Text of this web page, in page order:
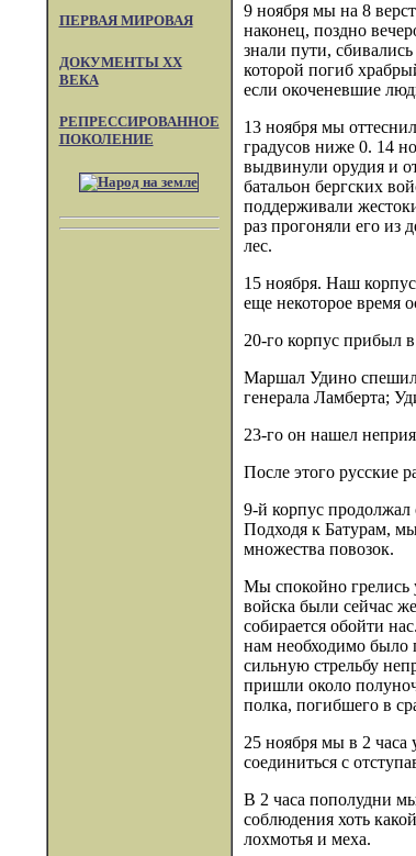
ПЕРВАЯ МИРОВАЯ
ДОКУМЕНТЫ XX
ВЕКА
РЕПРЕССИРОВАННОЕ
ПОКОЛЕНИЕ
9 ноября мы на 8
наконец, поздно
знали пути,
которой погиб
если окоченевшие
13 ноября мы
градусов ниже 0. 14
выдвинули орудия и
батальон бергских
поддерживали
раз прогоняли его из
лес.
15 ноября. Наш
еще некоторое время
20-го корпус прибыл
Маршал Удино спешил
генерала Ламберта;
23-го он нашел
После этого русские
9-й корпус
Подходя к Батурам,
множества повозок.
Мы спокойно грелись
войска были сейчас
собирается обойти
нам необходимо было
сильную стрельбу
пришли около
полка, погибшего в
25 ноября мы в 2 часа
соединиться с
В 2 часа пополудни
соблюдения хоть
лохмотья и меха.